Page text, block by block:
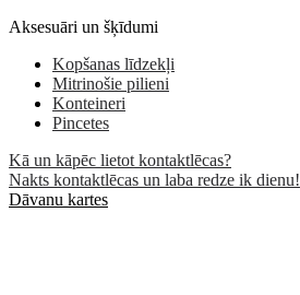
Aksesuāri un šķīdumi
Kopšanas līdzekļi
Mitrinošie pilieni
Konteineri
Pincetes
Kā un kāpēc lietot kontaktlēcas?
Nakts kontaktlēcas un laba redze ik dienu!
Dāvanu kartes